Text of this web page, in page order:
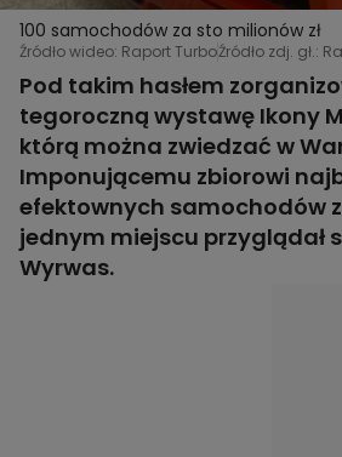
100 samochodów za sto milionów zł
Źródło wideo: Raport TurboŹródło zdj. gł.:
Pod takim hasłem
tegoroczną wystawę Ikony
którą można zwiedzać w
Imponującemu zbiorowi
efektownych samochodów
jednym miejscu przyglądał
Wyrwas.